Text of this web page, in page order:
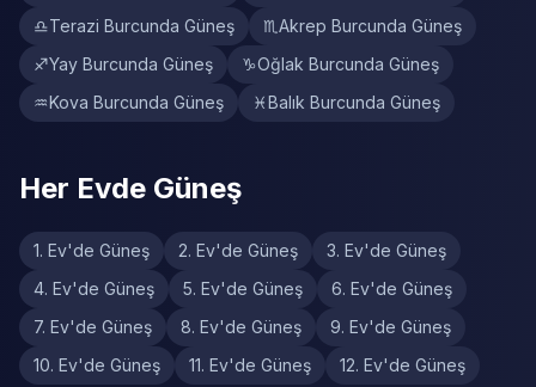
♎Terazi Burcunda Güneş ♏ Akrep Burcunda Güneş
♐Yay Burcunda Güneş ♑Oğlak Burcunda Güneş
♒Kova Burcunda Güneş ♓Balık Burcunda Güneş
Her Evde Güneş
1. Ev'de Güneş 2. Ev'de Güneş
3. Ev'de Güneş
4. Ev'de Güneş
5. Ev'de Güneş
6. Ev'de Güneş
7. Ev'de Güneş
8. Ev'de Güneş
9. Ev'de Güneş
10. Ev'de Güneş
11. Ev'de Güneş 12. Ev'de Güneş